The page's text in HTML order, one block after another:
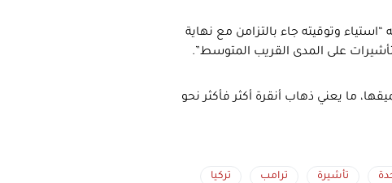
“استياء وتوقيته جاء بالتزامن مع نهاية
على المدى القريب المتوسط”.
ما يعني ذهاب أنقرة أكثر فأكثر نحو
تأشيرة ترامب تركيا